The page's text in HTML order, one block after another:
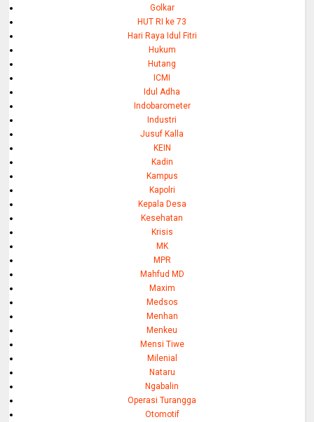
Golkar
HUT RI ke 73
Hari Raya Idul Fitri
Hukum
Hutang
ICMI
Idul Adha
Indobarometer
Industri
Jusuf Kalla
KEIN
Kadin
Kampus
Kapolri
Kepala Desa
Kesehatan
Krisis
MK
MPR
Mahfud MD
Maxim
Medsos
Menhan
Menkeu
Mensi Tiwe
Milenial
Nataru
Ngabalin
Operasi Turangga
Otomotif